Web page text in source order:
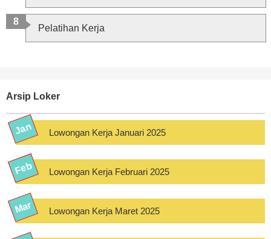
Pelatihan Kerja
Arsip Loker
Lowongan Kerja Januari 2025
Lowongan Kerja Februari 2025
Lowongan Kerja Maret 2025